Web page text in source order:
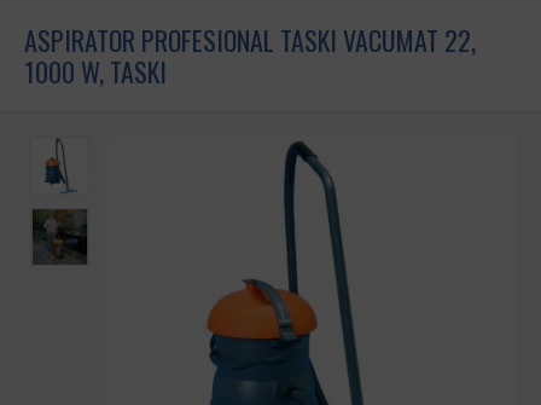
ASPIRATOR PROFESIONAL TASKI VACUMAT 22,
1000 W, TASKI